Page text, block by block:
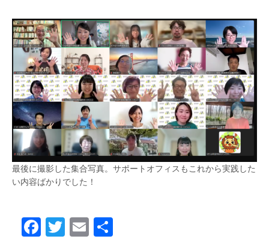
最後に撮影した集合写真。サポートオフィスもこれから実践した
い内容ばかりでした！
F
T
E